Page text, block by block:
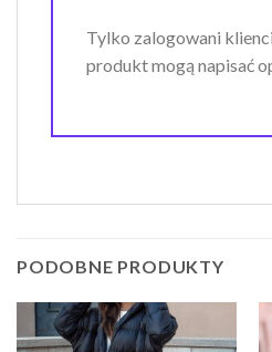
Tylko zalogowani
produkt mogą napisać
PODOBNE PRODUKTY